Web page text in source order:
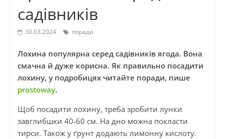
садівників
30.03.2024 поради
Лохина популярна серед садівників ягода. Вона
смачна й дуже корисна. Як правильно посадити
лохину, у подробицях читайте поради, пише
prostoway.
Щоб посадити лохину, треба зробити лунки
завглибшки 40-60 см. На дно можна покласти
тирси. Також у ґрунт додають лимонну кислоту.